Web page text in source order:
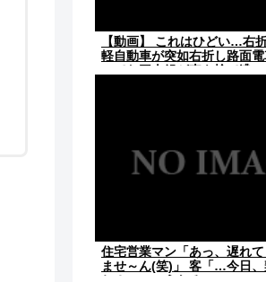
【動画】 これはひどい…右
軽自動車が突如右折し路面
住宅営業マン「あっ、遅れ
ませ～ん(笑)」 客「…今日、